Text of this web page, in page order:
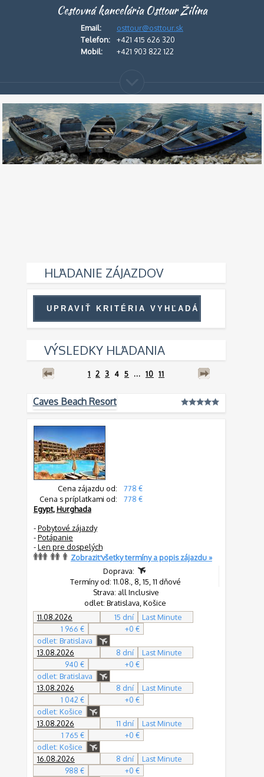
Cestovná kancelária Osttour Žilina
Email:
osttour@osttour.sk
Telefon:
+421 415 626 320
Mobil:
+421 903 822 122
HĽADANIE ZÁJAZDOV
VÝSLEDKY HĽADANIA
1 2 3 4 5 ... 10 11
Caves Beach Resort
Cena zájazdu od:
778 €
Cena s príplatkami od:
778 €
Egypt,Hurghada
-Pobytové zájazdy
-Potápanie
-Len pre dospelých
Zobraziť všetky termíny a popis zájazdu »
Doprava:
Termíny od: 11.08., 8, 15, 11 dňové
Strava: all Inclusive
odlet: Bratislava, Košice
11.08.2026
15 dní
Last Minute
1 966 €
+0 €
odlet: Bratislava
13.08.2026
8 dní
Last Minute
940 €
+0 €
odlet: Bratislava
13.08.2026
8 dní
Last Minute
1 042 €
+0 €
odlet: Košice
13.08.2026
11 dní
Last Minute
1 765 €
+0 €
odlet: Košice
16.08.2026
8 dní
Last Minute
988 €
+0 €